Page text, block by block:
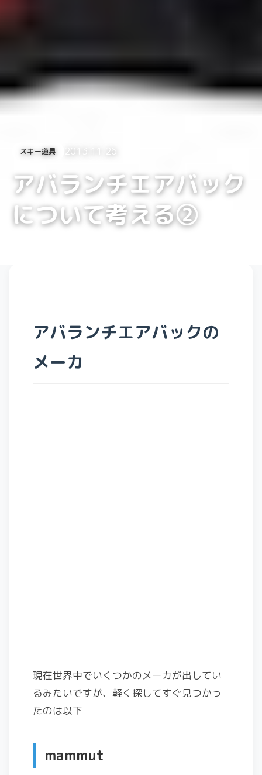
スキー道具 2013.11.26
アバランチエアバック
について考える②
アバランチエアバックの
メーカ
現在世界中でいくつかのメーカが出してい
るみたいですが、軽く探してすぐ見つかっ
たのは以下
mammut